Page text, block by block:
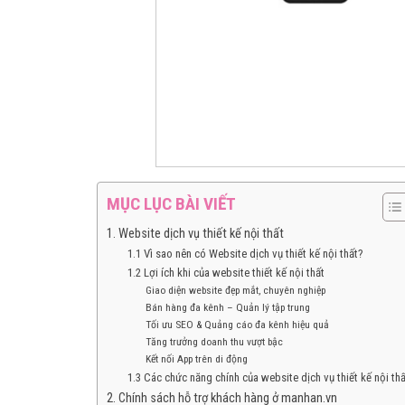
MỤC LỤC BÀI VIẾT
1. Website dịch vụ thiết kế nội thất
1.1 Vì sao nên có Website dịch vụ thiết kế nội thất?
1.2 Lợi ích khi của website thiết kế nội thất
Giao diện website đẹp mắt, chuyên nghiệp
Bán hàng đa kênh – Quản lý tập trung
Tối ưu SEO & Quảng cáo đa kênh hiệu quả
Tăng trưởng doanh thu vượt bậc
Kết nối App trên di động
1.3 Các chức năng chính của website dịch vụ thiết kế nội
2. Chính sách hỗ trợ khách hàng ở manhan.vn